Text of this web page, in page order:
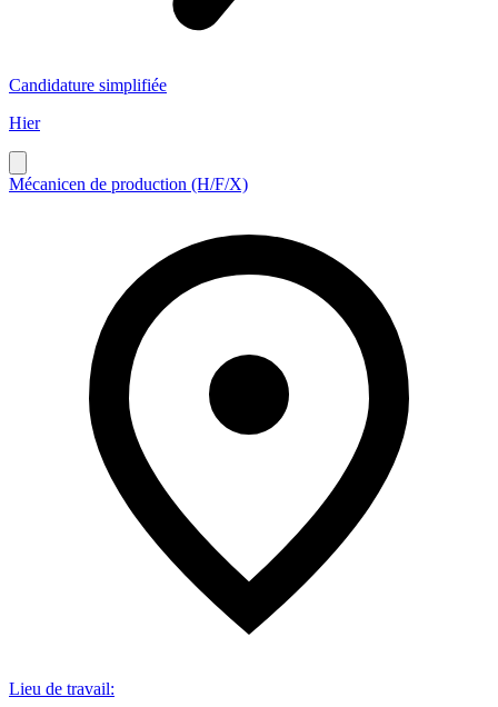
Candidature simplifiée
Hier
Mécanicen de production (H/F/X)
Lieu de travail: